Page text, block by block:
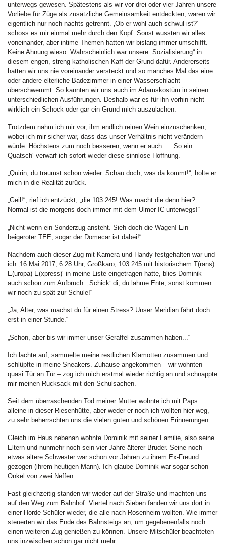
unterwegs gewesen. Spätestens als wir vor drei oder vier Jahren unsere
Vorliebe für Züge als zusätzliche Gemeinsamkeit entdeckten, waren wir
eigentlich nur noch nachts getrennt. ‚Ob er wohl auch schwul ist?‘
schoss es mir einmal mehr durch den Kopf. Sonst wussten wir alles
voneinander, aber intime Themen hatten wir bislang immer umschifft.
Keine Ahnung wieso. Wahrscheinlich war unsere „Sozialisierung“ in
diesem engen, streng katholischen Kaff der Grund dafür. Andererseits
hatten wir uns nie voreinander versteckt und so manches Mal das eine
oder andere elterliche Badezimmer in einer Wasserschlacht
überschwemmt. So kannten wir uns auch im Adamskostüm in seinen
unterschiedlichen Ausführungen. Deshalb war es für ihn vorhin nicht
wirklich ein Schock oder gar ein Grund mich auszulachen.
Trotzdem nahm ich mir vor, ihm endlich reinen Wein einzuschenken,
wobei ich mir sicher war, dass das unser Verhältnis nicht verändern
würde. Höchstens zum noch besseren, wenn er auch … ‚So ein
Quatsch‘ verwarf ich sofort wieder diese sinnlose Hoffnung.
„Quirin, du träumst schon wieder. Schau doch, was da kommt!“, holte er
mich in die Realität zurück.
„Geil!“, rief ich entzückt, „die 103 245! Was macht die denn hier?
Normal ist die morgens doch immer mit dem Ulmer IC unterwegs!“
„Nicht wenn ein Sonderzug ansteht. Sieh doch die Wagen! Ein
beigeroter TEE, sogar der Domecar ist dabei!“
Nachdem auch dieser Zug mit Kamera und Handy festgehalten war und
ich ‚16.Mai 2017, 6:28 Uhr, Großkaro, 103 245 mit historischem T(rans)
E(uropa) E(xpress)‘ in meine Liste eingetragen hatte, blies Dominik
auch schon zum Aufbruch: „Schick‘ di, du lahme Ente, sonst kommen
wir noch zu spät zur Schule!“
„Ja, Alter, was machst du für einen Stress? Unser Meridian fährt doch
erst in einer Stunde.“
„Schon, aber bis wir immer unser Geraffel zusammen haben...“
Ich lachte auf, sammelte meine restlichen Klamotten zusammen und
schlüpfte in meine Sneakers. Zuhause angekommen – wir wohnten
quasi Tür an Tür – zog ich mich erstmal wieder richtig an und schnappte
mir meinen Rucksack mit den Schulsachen.
Seit dem überraschenden Tod meiner Mutter wohnte ich mit Paps
alleine in dieser Riesenhütte, aber weder er noch ich wollten hier weg,
zu sehr beherrschten uns die vielen guten und schönen Erinnerungen…
Gleich im Haus nebenan wohnte Dominik mit seiner Familie, also seine
Eltern und nunmehr noch sein vier Jahre älterer Bruder. Seine noch
etwas ältere Schwester war schon vor Jahren zu ihrem Ex-Freund
gezogen (ihrem heutigen Mann). Ich glaube Dominik war sogar schon
Onkel von zwei Neffen.
Fast gleichzeitig standen wir wieder auf der Straße und machten uns
auf den Weg zum Bahnhof. Viertel nach Sieben fanden wir uns dort in
einer Horde Schüler wieder, die alle nach Rosenheim wollten. Wie immer
steuerten wir das Ende des Bahnsteigs an, um gegebenenfalls noch
einen weiteren Zug genießen zu können. Unsere Mitschüler beachteten
uns inzwischen schon gar nicht mehr.